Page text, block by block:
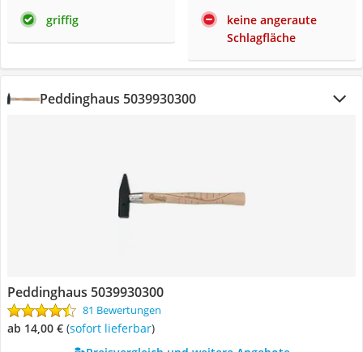
griffig
keine angeraute
Schlagfläche
Peddinghaus 5039930300
Peddinghaus 5039930300
81 Bewertungen
ab 14,00 € ( Sofort lieferbar)